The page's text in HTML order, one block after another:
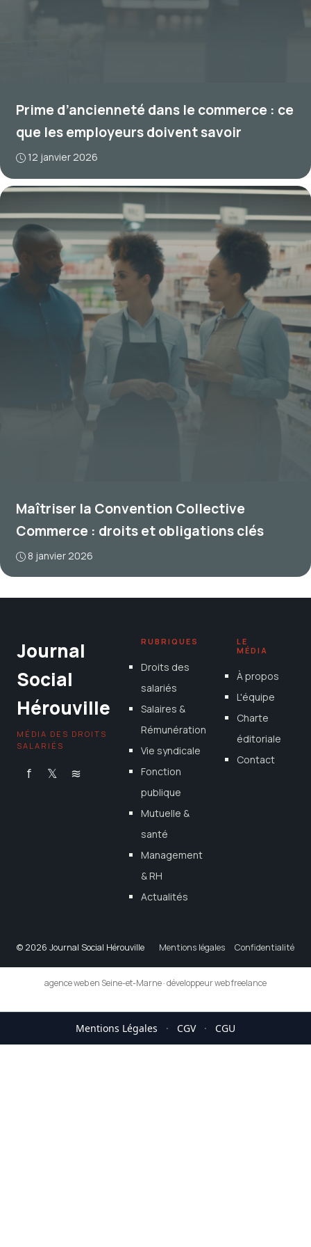
Prime d’ancienneté dans le commerce : ce
que les employeurs doivent savoir
12 janvier 2026
Maîtriser la Convention Collective
Commerce : droits et obligations clés
8 janvier 2026
Journal
Social
Hérouville
MÉDIA DES DROITS
SALARIÉS
f 𝕏 ≋
RUBRIQUES
Droits des
salariés
Salaires &
Rémunération
Vie syndicale
Fonction
publique
Mutuelle &
santé
Management
& RH
Actualités
LE
MÉDIA
À propos
L'équipe
Charte
éditoriale
Contact
© 2026 Journal Social Hérouville Mentions légales Confidentialité
agence web en Seine-et-Marne·développeur web freelance
Mentions Légales · CGV · CGU